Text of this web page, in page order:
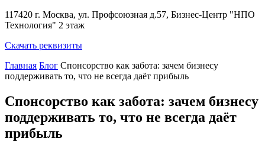
117420 г. Москва, ул. Профсоюзная д.57, Бизнес-Центр "НПО
Технология" 2 этаж
Скачать реквизиты
Главная Блог Спонсорство как забота: зачем бизнесу
поддерживать то, что не всегда даёт прибыль
Спонсорство как забота: зачем бизнесу
поддерживать то, что не всегда даёт
прибыль